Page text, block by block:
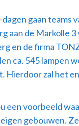
gaan
aan de
en de firma
ca. 545
zal het
voorbeeld
gebouwen.